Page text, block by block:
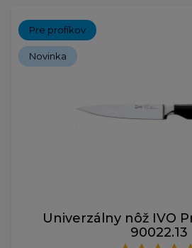
Pre profíkov
Novinka
Univerzálny nôž IVO
90022.13